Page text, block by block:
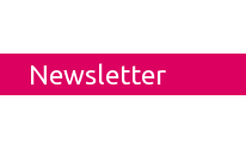
Newsletter